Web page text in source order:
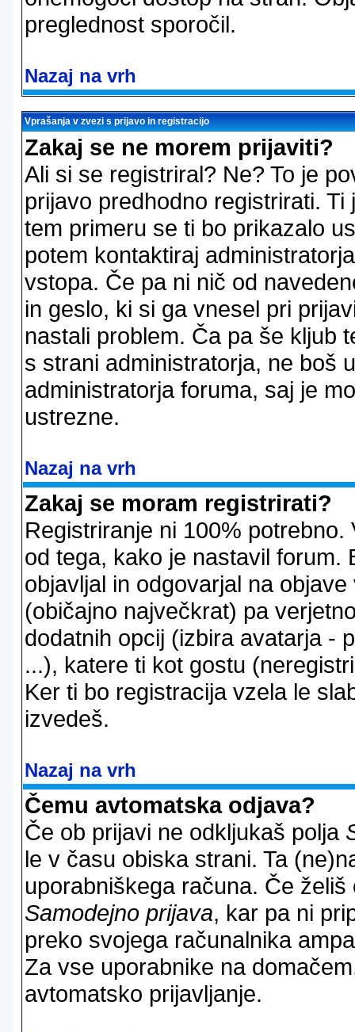
preglednost sporočil.
Nazaj na vrh
Vprašanja v zvezi s prijavo in registracijo
Zakaj se ne morem prijaviti?
Ali si se registriral? Ne? To je
prijavo predhodno registrirati.
tem primeru se ti bo prikazalo
potem kontaktiraj
vstopa. Če pa ni nič od
in geslo, ki si ga vnesel pri
nastali problem. Ča pa še kljub
s strani administratorja, ne boš
administratorja foruma, saj je
ustrezne.
Nazaj na vrh
Zakaj se moram registrirati?
Registriranje ni 100%
od tega, kako je nastavil forum.
objavljal in odgovarjal na
(običajno največkrat) pa
dodatnih opcij (izbira avatarja -
...), katere ti kot gostu
Ker ti bo registracija vzela le
izvedeš.
Nazaj na vrh
Čemu avtomatska odjava?
Če ob prijavi ne odkljukaš polja
le v času obiska strani. Ta
uporabniškega računa. Če
Samodejno prijava, kar pa ni
preko svojega računalnika
Za vse uporabnike na
avtomatsko prijavljanje.